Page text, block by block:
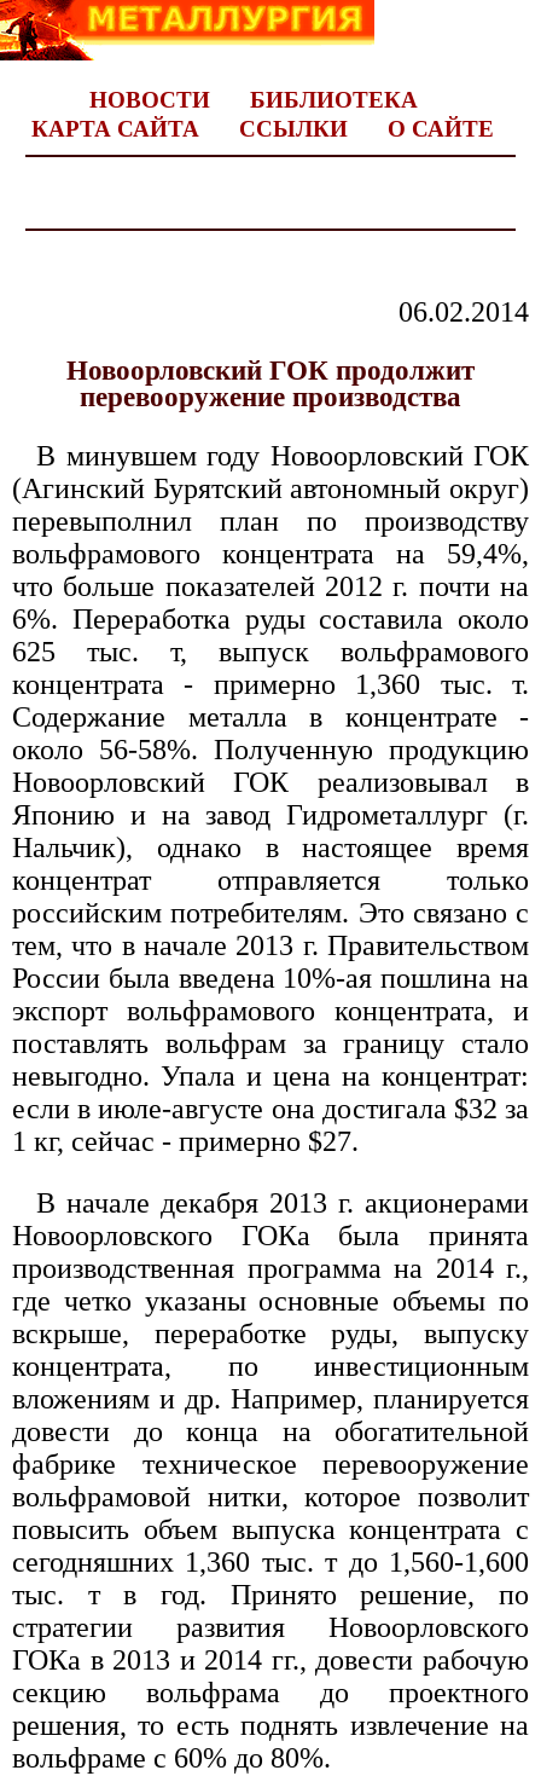
НОВОСТИ
БИБЛИОТЕКА
КАРТА САЙТА
ССЫЛКИ О САЙТЕ
06.02.2014
Новоорловский ГОК продолжит
перевооружение производства
В минувшем году Новоорловский ГОК
(Агинский Бурятский автономный округ)
перевыполнил план по производству
вольфрамового концентрата на 59,4%,
что больше показателей 2012 г. почти на
6%. Переработка руды составила около
625 тыс. т, выпуск вольфрамового
концентрата - примерно 1,360 тыс. т.
Содержание металла в концентрате -
около 56-58%. Полученную продукцию
Новоорловский ГОК реализовывал в
Японию и на завод Гидрометаллург (г.
Нальчик), однако в настоящее время
концентрат отправляется только
российским потребителям. Это связано с
тем, что в начале 2013 г. Правительством
России была введена 10%-ая пошлина на
экспорт вольфрамового концентрата, и
поставлять вольфрам за границу стало
невыгодно. Упала и цена на концентрат:
если в июле-августе она достигала $32 за
1 кг, сейчас - примерно $27.
В начале декабря 2013 г. акционерами
Новоорловского ГОКа была принята
производственная программа на 2014 г.,
где четко указаны основные объемы по
вскрыше, переработке руды, выпуску
концентрата, по инвестиционным
вложениям и др. Например, планируется
довести до конца на обогатительной
фабрике техническое перевооружение
вольфрамовой нитки, которое позволит
повысить объем выпуска концентрата с
сегодняшних 1,360 тыс. т до 1,560-1,600
тыс. т в год. Принято решение, по
стратегии развития Новоорловского
ГОКа в 2013 и 2014 гг., довести рабочую
секцию вольфрама до проектного
решения, то есть поднять извлечение на
вольфраме с 60% до 80%.